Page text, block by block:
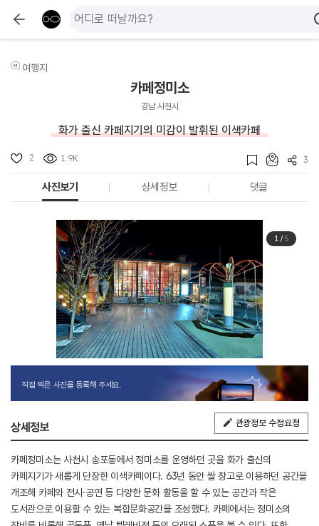
여행지
카페정미소
경남 사천시
화가 출신 카페지기의 미감이 발휘된 이색카페
2 1.9K 3
사진보기 상세정보 댓글
1/ 5
직접 찍은 사진을 등록해 주세요.
상세정보 관광정보 수정요청
카페정미소는 사천시 송포동에서 정미소를 운영하던 곳을 화가 출신의
카페지기가 새롭게 단장한 이색카페이다. 63년 동안 쌀 창고로 이용하던 공간을
개조해 카페와 전시·공연 등 다양한 문화 활동을 할 수 있는 공간과 작은
도서관으로 이용할 수 있는 복합문화공간을 조성했다. 카페에서는 정미소의